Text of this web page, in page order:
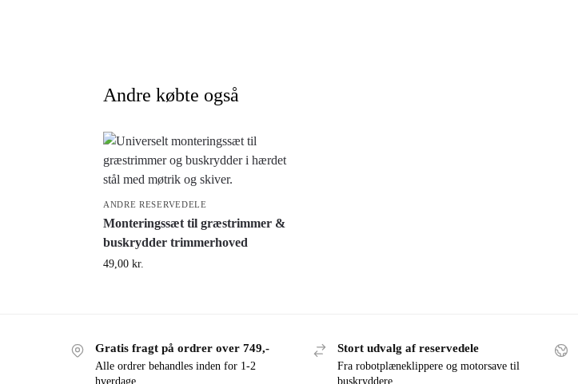
Andre købte også
ANDRE RESERVEDELE
Monteringssæt til græstrimmer &
buskrydder trimmerhoved
49,00 kr.
Gratis fragt på ordrer over 749,-
Alle ordrer behandles inden for 1-2
hverdage
Stort udvalg af reservedele
Fra robotplæneklippere og motorsave til
buskryddere